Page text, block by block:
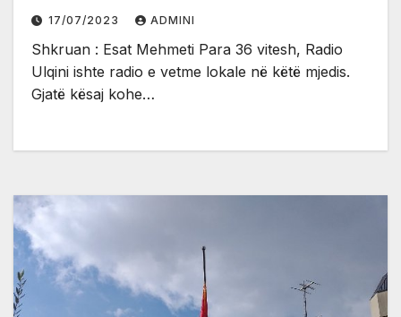
17/07/2023 ADMINI
Shkruan : Esat Mehmeti Para 36 vitesh, Radio
Ulqini ishte radio e vetme lokale në këtë mjedis.
Gjatë kësaj kohe…